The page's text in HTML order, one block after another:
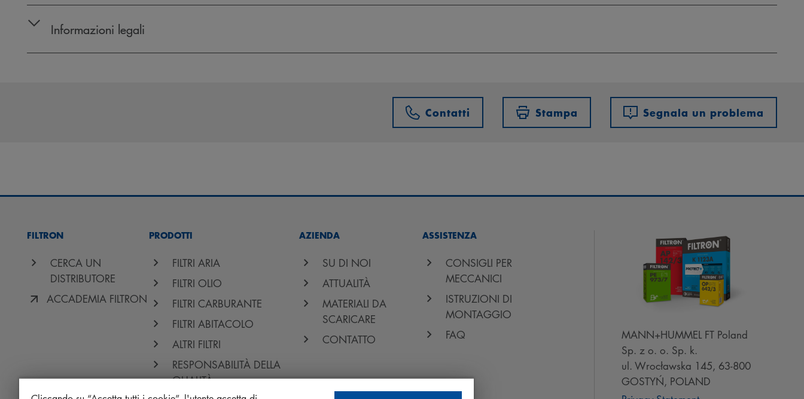
Informazioni legali
Contatti Stampa Segnala un problema
FILTRON
CERCA UN
DISTRIBUTORE
ACCADEMIA FILTRON
PRODOTTI
FILTRI ARIA
FILTRI OLIO
FILTRI CARBURANTE
FILTRI ABITACOLO
ALTRI FILTRI
RESPONSABILITÀ DELLA
QUALITÀ
AZIENDA
SU DI NOI
ATTUALITÀ
MATERIALI DA
SCARICARE
CONTATTO
ASSISTENZA
CONSIGLI PER
MECCANICI
ISTRUZIONI DI
MONTAGGIO
FAQ
MANN+HUMMEL FT Poland
Sp. z o. o. Sp. k.
ul. Wrocławska 145, 63-800
GOSTYŃ, POLAND